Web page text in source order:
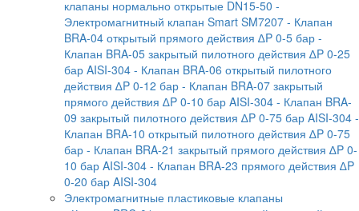
клапаны нормально открытые DN15-50 -
Электромагнитный клапан Smart SM7207 - Клапан
BRA-04 открытый прямого действия ∆P 0-5 бар -
Клапан BRA-05 закрытый пилотного действия ∆P 0-25
бар AISI-304 - Клапан BRA-06 открытый пилотного
действия ∆P 0-12 бар - Клапан BRA-07 закрытый
прямого действия ∆P 0-10 бар AISI-304 - Клапан BRA-
09 закрытый пилотного действия ∆P 0-75 бар AISI-304 -
Клапан BRA-10 открытый пилотного действия ∆P 0-75
бар - Клапан BRA-21 закрытый прямого действия ∆P 0-
10 бар AISI-304 - Клапан BRA-23 прямого действия ∆P
0-20 бар AISI-304
Электромагнитные пластиковые клапаны